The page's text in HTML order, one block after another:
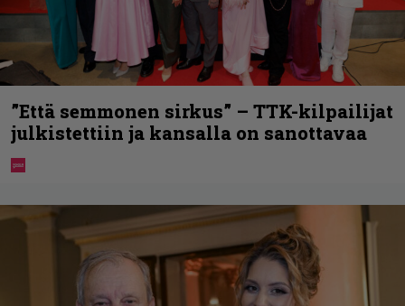
”Että semmonen sirkus” – TTK-kilpailijat
julkistettiin ja kansalla on sanottavaa